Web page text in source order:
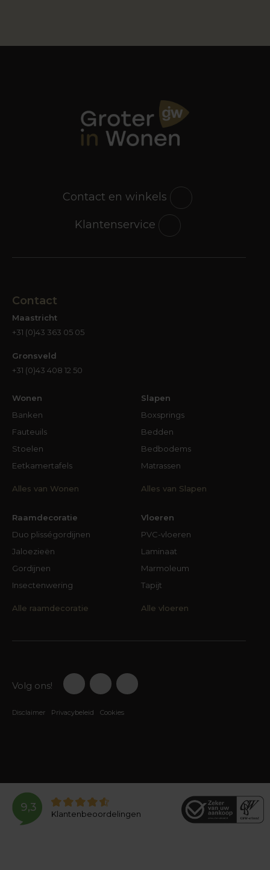
Contact en winkels
Klantenservice
Contact
Maastricht
+31 (0)43 363 05 05
Gronsveld
+31 (0)43 408 12 50
Wonen
Banken
Fauteuils
Stoelen
Eetkamertafels
Alles van Wonen
Slapen
Boxsprings
Bedden
Bedbodems
Matrassen
Alles van Slapen
Raamdecoratie
Duo plisségordijnen
Jaloezieën
Gordijnen
Insectenwering
Alle raamdecoratie
Vloeren
PVC-vloeren
Laminaat
Marmoleum
Tapijt
Alle vloeren
Volg ons!
Disclaimer Privacybeleid Cookies
9,3
Klantenbeoordelingen